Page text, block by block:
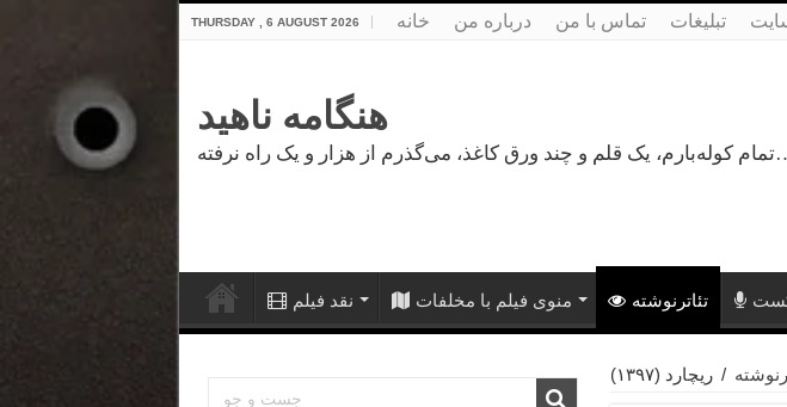
THURSDAY , 6 AUGUST 2026 خانه درباره من تماس با من تبلیغات
هنگامه ناهید
می‌گذرم از هزار و یک راه نرفته…
نقد فیلم منوی فیلم با مخلفات تئاترنوشته
/ ریچارد (۱۳۹۷)